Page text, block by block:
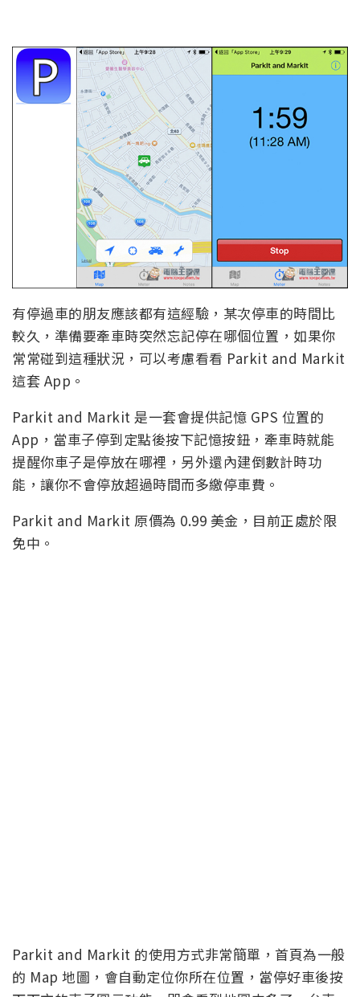
有停過車的朋友應該都有這經驗，某次停車的時間比
較久，準備要牽車時突然忘記停在哪個位置，如果你
常常碰到這種狀況，可以考慮看看 Parkit and Markit
這套 App。
Parkit and Markit 是一套會提供記憶 GPS 位置的
App，當車子停到定點後按下記憶按鈕，牽車時就能
提醒你車子是停放在哪裡，另外還內建倒數計時功
能，讓你不會停放超過時間而多繳停車費。
Parkit and Markit 原價為 0.99 美金，目前正處於限
免中。
Parkit and Markit 的使用方式非常簡單，首頁為一般
的 Map 地圖，會自動定位你所在位置，當停好車後按